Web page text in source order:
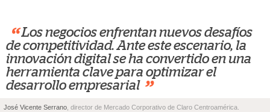
“ Los negocios enfrentan nuevos desafíos
de competitividad. Ante este escenario, la
innovación digital se ha convertido en una
herramienta clave para optimizar el
desarrollo empresarial ”
José Vicente Serrano , director de Mercado Corporativo de Claro Centroamérica.